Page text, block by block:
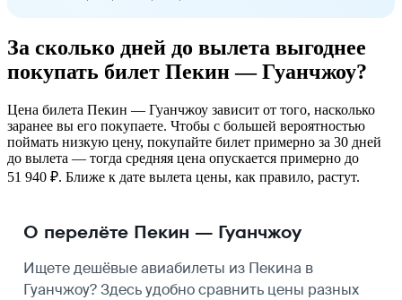
За сколько дней до вылета выгоднее
покупать билет Пекин — Гуанчжоу?
Цена билета Пекин — Гуанчжоу зависит от того, насколько
заранее вы его покупаете. Чтобы с большей вероятностью
поймать низкую цену, покупайте билет примерно за 30 дней
до вылета — тогда средняя цена опускается примерно до
51 940 ₽. Ближе к дате вылета цены, как правило, растут.
О перелёте Пекин — Гуанчжоу
Ищете дешёвые авиабилеты из Пекина в
Гуанчжоу? Здесь удобно сравнить цены разных